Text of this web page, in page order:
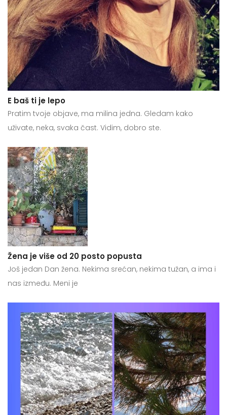
E baš ti je lepo
Pratim tvoje objave, ma milina jedna. Gledam kako
uživate, neka, svaka čast. Vidim, dobro ste.
Žena je više od 20 posto popusta
Još jedan Dan žena. Nekima srećan, nekima tužan, a ima i
nas između. Meni je